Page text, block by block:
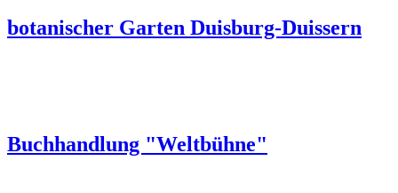
botanischer Garten Duisburg-Duissern
Buchhandlung "Weltbühne"